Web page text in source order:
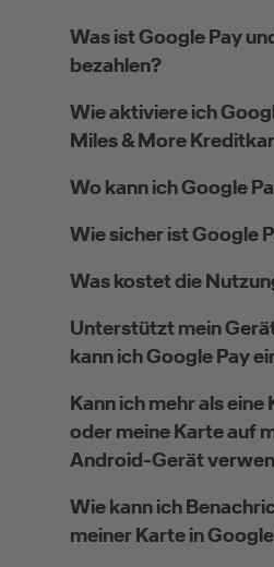
Was ist Google Pay
bezahlen?
Wie aktiviere ich
Miles & More
Wo kann ich Google
Wie sicher ist Google
Was kostet die
Unterstützt mein
kann ich Google Pay
Kann ich mehr als
oder meine Karte auf
Android-Gerät
Wie kann ich
meiner Karte in